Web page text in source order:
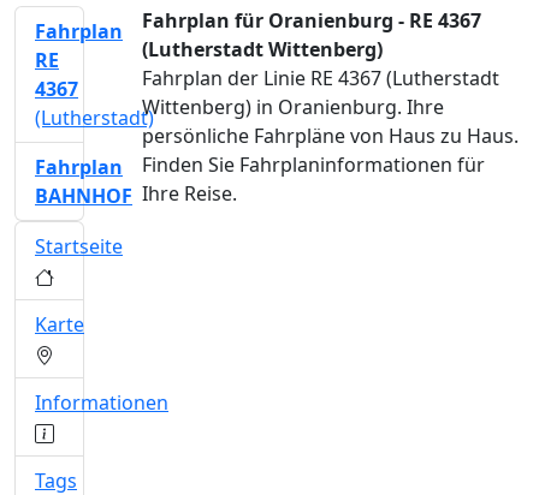
Fahrplan für Oranienburg - RE 4367
(Lutherstadt Wittenberg)
Fahrplan der Linie RE 4367 (Lutherstadt
Wittenberg) in Oranienburg. Ihre
persönliche Fahrpläne von Haus zu Haus.
Finden Sie Fahrplaninformationen für
Ihre Reise.
Fahrplan
RE
4367
(Lutherstadt)
Fahrplan
BAHNHOF
Startseite
Karte
Informationen
Tags